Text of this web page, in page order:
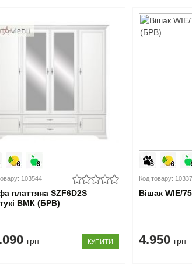
103544
платтяна SZF6D2S
ВМК (БРВ)
грн КУПИТИ
Код товару:
Вішак WIE/
4.950 грн